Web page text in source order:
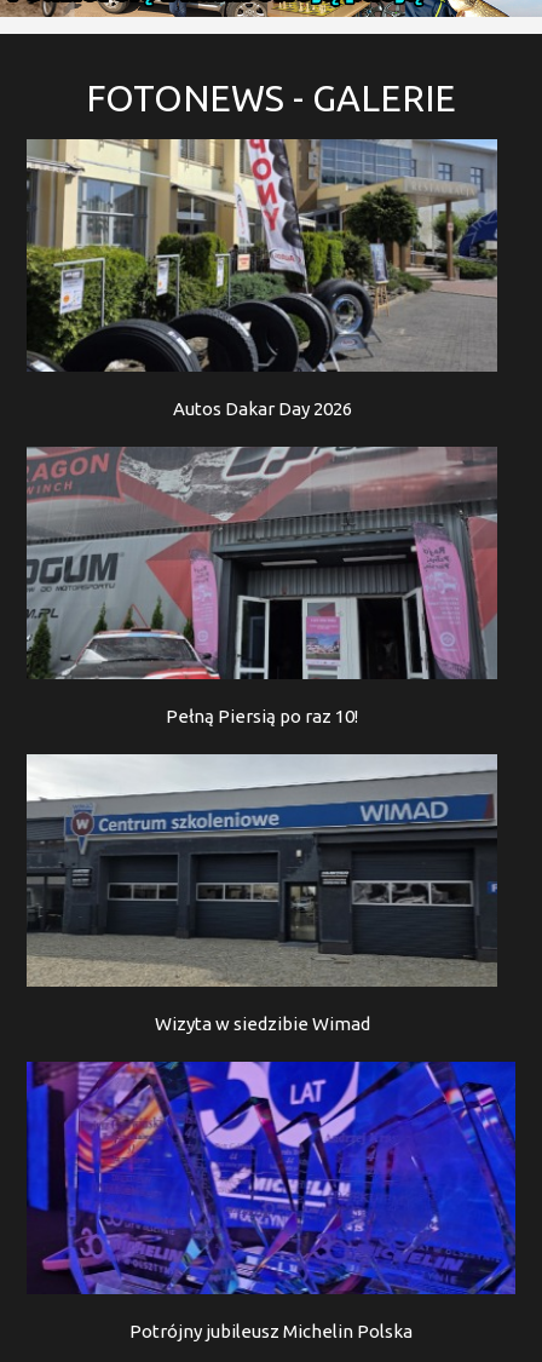
FOTONEWS - GALERIE
Autos Dakar Day 2026
Pełną Piersią po raz 10!
Wizyta w siedzibie Wimad
Potrójny jubileusz Michelin Polska